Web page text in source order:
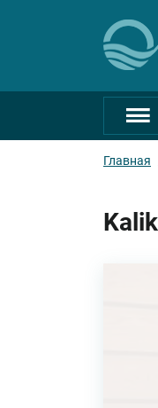
Главная